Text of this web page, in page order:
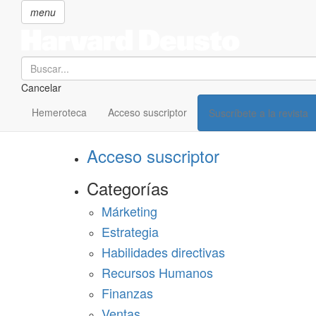
menu
Search
Cancelar
Hemeroteca Acceso suscriptor Suscríbete a la revista
SECCIONES
Suscríbete a Harvard Deusto
Acceso suscriptor
Categorías
Márketing
Estrategia
Habilidades directivas
Recursos Humanos
Finanzas